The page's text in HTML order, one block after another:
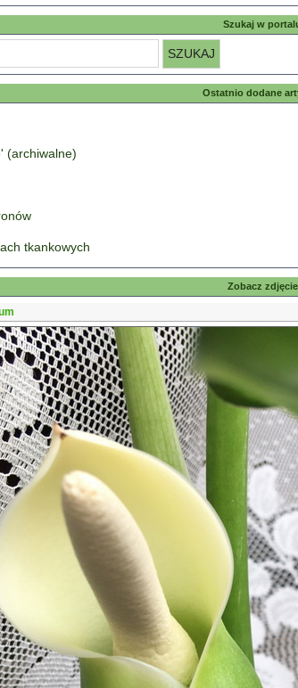
Szukaj w
Ostatnio dodane
(archiwalne)
tkankowych
Zobacz zdjęcie